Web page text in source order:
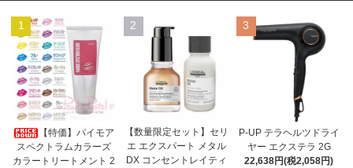
1
【特価】パイモア
スペクトラムカラーズ
カラートリートメント 2
2
【数量限定セット】セリ
エ エクスパート メタル
DX コンセントレイティ
3
P-UP テラヘルツドライ
ヤー エクステラ 2G
22,638円(税2,058円)